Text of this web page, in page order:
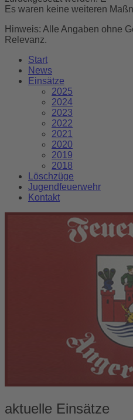
Es waren keine weiteren
Hinweis: Alle Angaben ohne
Relevanz.
Start
News
Einsätze
2025
2024
2023
2022
2021
2020
2019
2018
Löschzüge
Jugendfeuerwehr
Kontakt
aktuelle Einsätze